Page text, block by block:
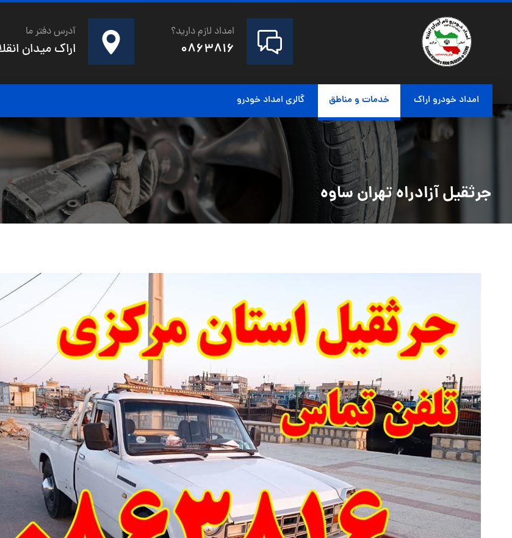
آدرس دفتر ما
اراک میدان انقلاب خیابان 20متری شهدای
امداد لازم دارید؟
0863816
امداد خودرو اراک خدمات و مناطق گالری امداد خودرو
جرثقیل آزادراه تهران ساوه